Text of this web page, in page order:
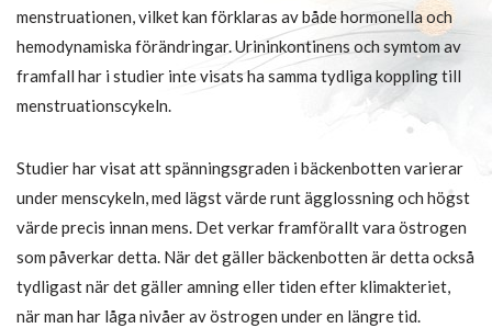
menstruationen, vilket kan förklaras av både hormonella och
hemodynamiska förändringar. Urininkontinens och symtom av
framfall har i studier inte visats ha samma tydliga koppling till
menstruationscykeln.
Studier har visat att spänningsgraden i bäckenbotten varierar
under menscykeln, med lägst värde runt ägglossning och högst
värde precis innan mens. Det verkar framförallt vara östrogen
som påverkar detta. När det gäller bäckenbotten är detta också
tydligast när det gäller amning eller tiden efter klimakteriet,
när man har låga nivåer av östrogen under en längre tid.